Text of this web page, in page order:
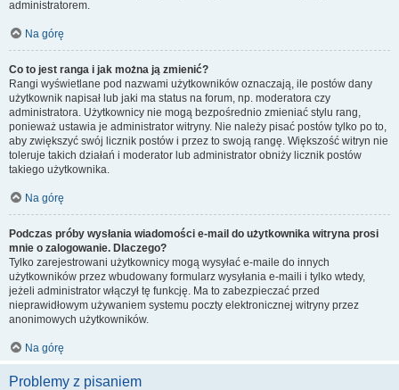
administratorem.
Na górę
Co to jest ranga i jak można ją zmienić?
Rangi wyświetlane pod nazwami użytkowników oznaczają, ile postów dany
użytkownik napisał lub jaki ma status na forum, np. moderatora czy
administratora. Użytkownicy nie mogą bezpośrednio zmieniać stylu rang,
ponieważ ustawia je administrator witryny. Nie należy pisać postów tylko po to,
aby zwiększyć swój licznik postów i przez to swoją rangę. Większość witryn nie
toleruje takich działań i moderator lub administrator obniży licznik postów
takiego użytkownika.
Na górę
Podczas próby wysłania wiadomości e-mail do użytkownika witryna prosi
mnie o zalogowanie. Dlaczego?
Tylko zarejestrowani użytkownicy mogą wysyłać e-maile do innych
użytkowników przez wbudowany formularz wysyłania e-maili i tylko wtedy,
jeżeli administrator włączył tę funkcję. Ma to zabezpieczać przed
nieprawidłowym używaniem systemu poczty elektronicznej witryny przez
anonimowych użytkowników.
Na górę
Problemy z pisaniem